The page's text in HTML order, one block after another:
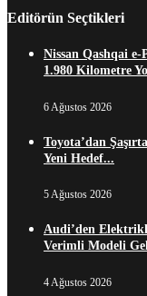
Editörün Seçtikleri
Nissan Qashqai
1.980 Kilometre
6 Ağustos 2026
Toyota’dan
Yeni Hedef...
5 Ağustos 2026
Audi’den
Verimli Modeli
4 Ağustos 2026